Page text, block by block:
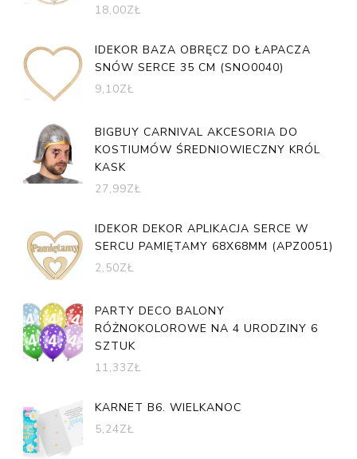
18,00ZŁ
IDEKOR BAZA OBRĘCZ DO ŁAPACZA
SNÓW SERCE 35 CM (SNO0040)
9,10ZŁ
BIGBUY CARNIVAL AKCESORIA DO
KOSTIUMÓW ŚREDNIOWIECZNY KRÓL
KASK
27,99ZŁ
IDEKOR DEKOR APLIKACJA SERCE W
SERCU PAMIĘTAMY 68X68MM (APZ0051)
2,50ZŁ
PARTY DECO BALONY
RÓŻNOKOLOROWE NA 4 URODZINY 6
SZTUK
11,33ZŁ
KARNET B6. WIELKANOC
5,24ZŁ